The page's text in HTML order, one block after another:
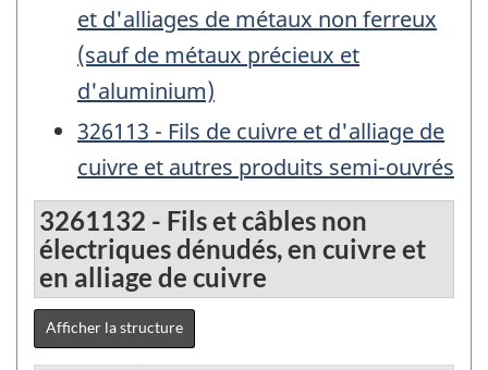
et d'alliages de métaux non ferreux
(sauf de métaux précieux et
d'aluminium)
326113 - Fils de cuivre et d'alliage de
cuivre et autres produits semi-ouvrés
3261132 - Fils et câbles non
électriques dénudés, en cuivre et
en alliage de cuivre
Afficher la structure